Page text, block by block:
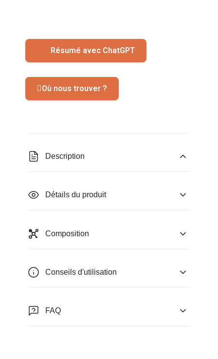
Résumé avec ChatGPT
Où nous trouver ?
Description
Détails du produit
Composition
Conseils d'utilisation
FAQ